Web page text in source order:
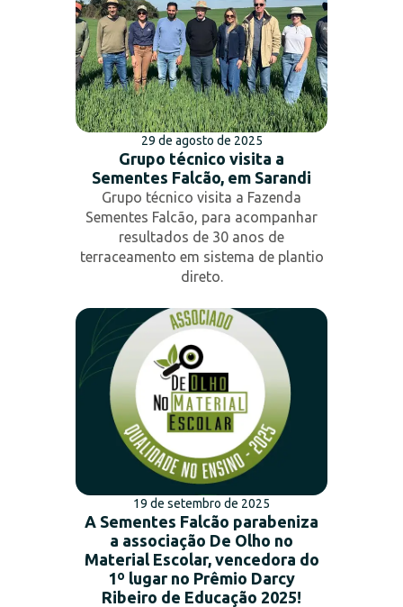
29 de agosto de 2025
Grupo técnico visita a
Sementes Falcão, em Sarandi
Grupo técnico visita a Fazenda
Sementes Falcão, para acompanhar
resultados de 30 anos de
terraceamento em sistema de plantio
direto.
19 de setembro de 2025
A Sementes Falcão parabeniza
a associação De Olho no
Material Escolar, vencedora do
1º lugar no Prêmio Darcy
Ribeiro de Educação 2025!